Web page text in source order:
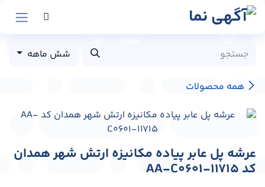
پرش به محتوا
همه محصولات
شش ماهه
عرشه پل عابر پیاده مکانیزه ارتش شهر همدان
کد AA-C0601-11715